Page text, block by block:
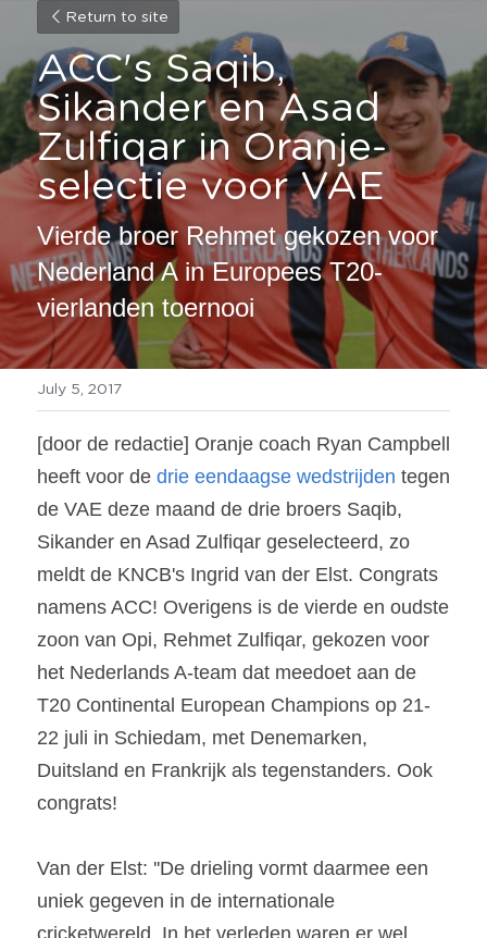
Return to site
ACC's Saqib,
Sikander en Asad
Zulfiqar in Oranje-
selectie voor VAE
Vierde broer Rehmet gekozen voor
Nederland A in Europees T20-
vierlanden toernooi
July 5, 2017
[door de redactie] Oranje coach Ryan Campbell
heeft voor de drie eendaagse wedstrijden tegen
de VAE deze maand de drie broers Saqib,
Sikander en Asad Zulfiqar geselecteerd, zo
meldt de KNCB's Ingrid van der Elst. Congrats
namens ACC! Overigens is de vierde en oudste
zoon van Opi, Rehmet Zulfiqar, gekozen voor
het Nederlands A-team dat meedoet aan de
T20 Continental European Champions op 21-
22 juli in Schiedam, met Denemarken,
Duitsland en Frankrijk als tegenstanders. Ook
congrats!
Van der Elst: ''De drieling vormt daarmee een
uniek gegeven in de internationale
cricketwereld. In het verleden waren er wel